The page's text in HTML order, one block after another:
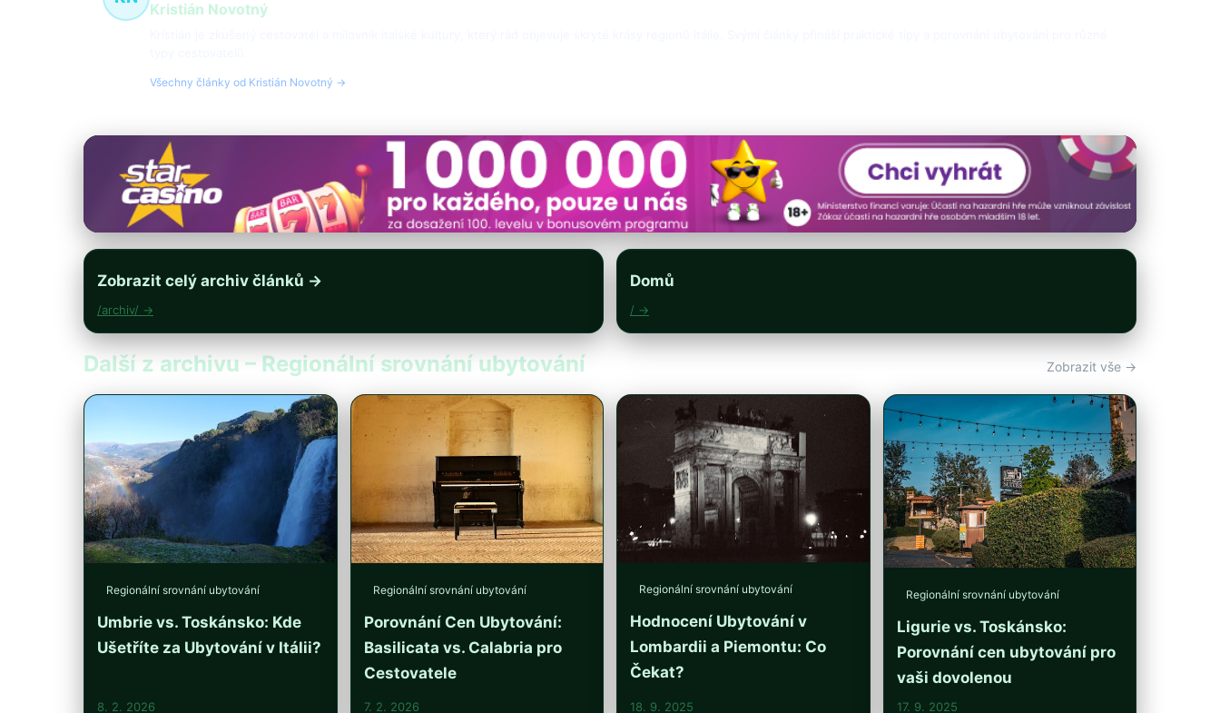
Kristián Novotný
Všechny články od Kristián Novotný →
Zobrazit celý archiv článků →
/archiv/ →
Domů
/ →
Další z archivu – Regionální srovnání ubytování Zobrazit vše →
Regionální srovnání ubytování
Umbrie vs. Toskánsko: Kde
Ušetříte za Ubytování v Itálii?
8. 2. 2026
Regionální srovnání ubytování
Porovnání Cen Ubytování:
Basilicata vs. Calabria pro
Cestovatele
7. 2. 2026
Regionální srovnání ubytování
Hodnocení Ubytování v
Lombardii a Piemontu: Co
Čekat?
18. 9. 2025
Regionální srovnání ubytování
Ligurie vs. Toskánsko:
Porovnání cen ubytování pro
vaši dovolenou
17. 9. 2025